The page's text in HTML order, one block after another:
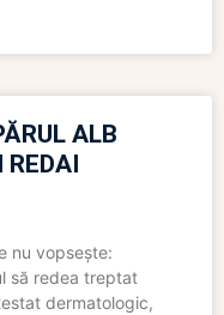
ALB
REDAI
nu vopsește:
să redea treptat
dermatologic,